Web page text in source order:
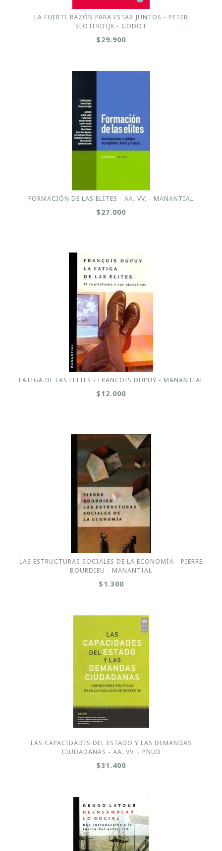
LA FUERTE RAZÓN PARA ESTAR JUNTOS - PETER
SLOTERDIJK - GODOT
$29.900
FORMACIÓN DE LAS ELITES - AA. VV. - MANANTIAL
$27.000
FATIGA DE LAS ELITES - FRANCOIS DUPUY - MANANTIAL
$12.000
LAS ESTRUCTURAS SOCIALES DE LA ECONOMÍA - PIERRE
BOURDIEU - MANANTIAL
$1.300
LAS CAPACIDADES DEL ESTADO Y LAS DEMANDAS
CIUDADANAS - AA. VV. - PNUD
$31.400